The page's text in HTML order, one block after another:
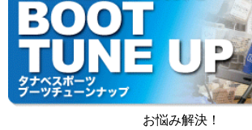
お悩み解決！